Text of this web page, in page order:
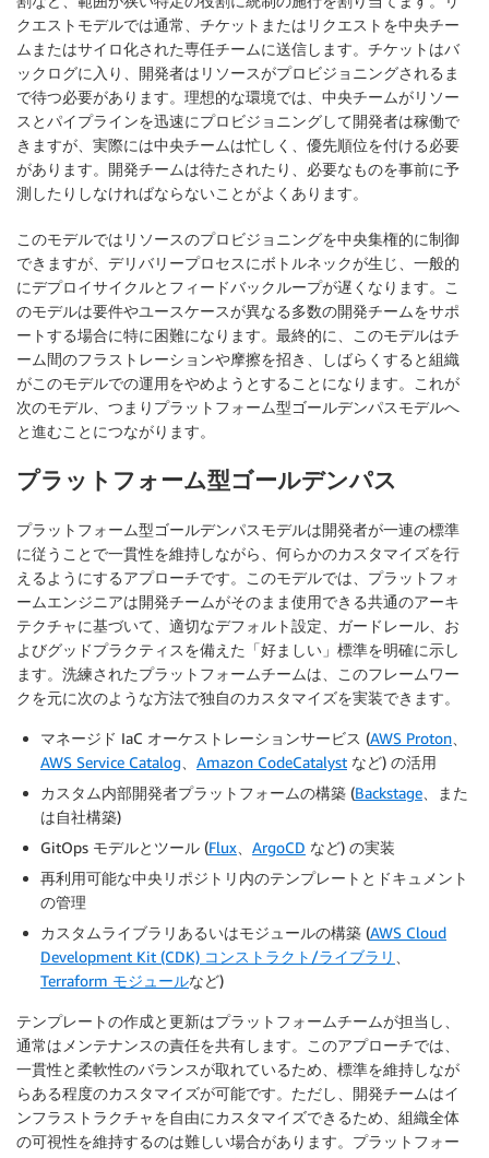
クエストモデルでは通常、チケットまたはリクエストを中央チー
ムまたはサイロ化された専任チームに送信します。チケットはバ
ックログに入り、開発者はリソースがプロビジョニングされるま
で待つ必要があります。理想的な環境では、中央チームがリソー
スとパイプラインを迅速にプロビジョニングして開発者は稼働で
きますが、実際には中央チームは忙しく、優先順位を付ける必要
があります。開発チームは待たされたり、必要なものを事前に予
測したりしなければならないことがよくあります。
このモデルではリソースのプロビジョニングを中央集権的に制御
できますが、デリバリープロセスにボトルネックが生じ、一般的
にデプロイサイクルとフィードバックループが遅くなります。こ
のモデルは要件やユースケースが異なる多数の開発チームをサポ
ートする場合に特に困難になります。最終的に、このモデルはチ
ーム間のフラストレーションや摩擦を招き、しばらくすると組織
がこのモデルでの運用をやめようとすることになります。これが
次のモデル、つまりプラットフォーム型ゴールデンパスモデルへ
と進むことにつながります。
プラットフォーム型ゴールデンパス
プラットフォーム型ゴールデンパスモデルは開発者が一連の標準
に従うことで一貫性を維持しながら、何らかのカスタマイズを行
えるようにするアプローチです。このモデルでは、プラットフォ
ームエンジニアは開発チームがそのまま使用できる共通のアーキ
テクチャに基づいて、適切なデフォルト設定、ガードレール、お
よびグッドプラクティスを備えた「好ましい」標準を明確に示し
ます。洗練されたプラットフォームチームは、このフレームワー
クを元に次のような方法で独自のカスタマイズを実装できます。
マネージド IaC オーケストレーションサービス (AWS Proton
AWS Service Catalog
Amazon CodeCatalyst など) の活用
カスタム内部開発者プラットフォームの構築 (Backstage 、また
は自社構築)
GitOps モデルとツール (Flux ArgoCD など) の実装
再利用可能な中央リポジトリ内のテンプレートとドキュメント
の管理
カスタムライブラリあるいはモジュールの構築 (AWS Cloud
Development Kit (CDK) コンストラクト/ライブラリ
Terraform モジュールなど)
テンプレートの作成と更新はプラットフォームチームが担当し、
通常はメンテナンスの責任を共有します。このアプローチでは、
一貫性と柔軟性のバランスが取れているため、標準を維持しなが
らある程度のカスタマイズが可能です。ただし、開発チームはイ
ンフラストラクチャを自由にカスタマイズできるため、組織全体
の可視性を維持するのは難しい場合があります。プラットフォー